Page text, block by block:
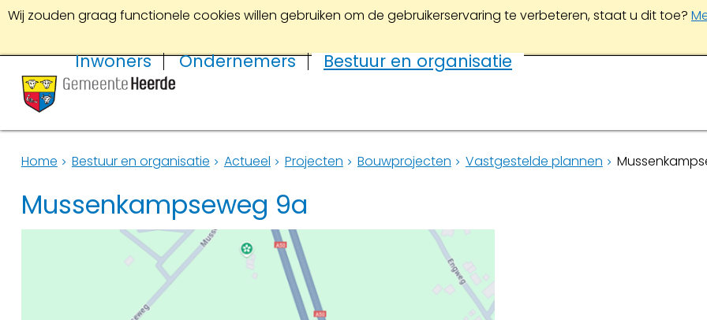
Wij zouden graag functionele cookies willen gebruiken om de gebruikerservaring te verbeteren, staat u dit toe?
Inwoners Ondernemers Bestuur en organisatie
Home Bestuur en organisatie Actueel Projecten Bouwprojecten Vastgestelde plannen
Mussenkampseweg 9a